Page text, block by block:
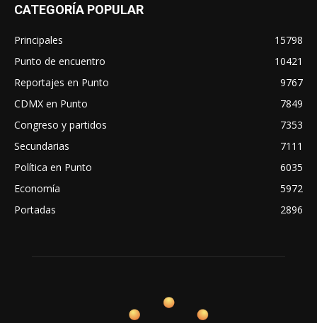
CATEGORÍA POPULAR
Principales
15798
Punto de encuentro
10421
Reportajes en Punto
9767
CDMX en Punto
7849
Congreso y partidos
7353
Secundarias
7111
Política en Punto
6035
Economía
5972
Portadas
2896